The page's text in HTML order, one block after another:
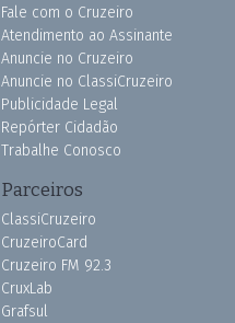
Fale com o Cruzeiro
Atendimento ao Assinante
Anuncie no Cruzeiro
Anuncie no ClassiCruzeiro
Publicidade Legal
Repórter Cidadão
Trabalhe Conosco
Parceiros
ClassiCruzeiro
CruzeiroCard
Cruzeiro FM 92.3
CruxLab
Grafsul